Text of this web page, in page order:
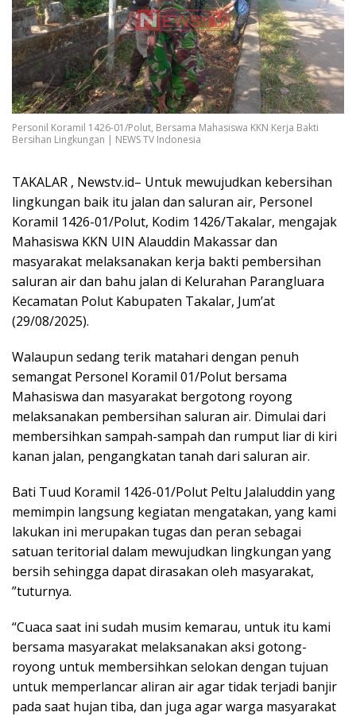
Personil Koramil 1426-01/Polut, Bersama Mahasiswa KKN Kerja Bakti
Bersihan Lingkungan | NEWS TV Indonesia
TAKALAR , Newstv.id– Untuk mewujudkan kebersihan
lingkungan baik itu jalan dan saluran air, Personel
Koramil 1426-01/Polut, Kodim 1426/Takalar, mengajak
Mahasiswa KKN UIN Alauddin Makassar dan
masyarakat melaksanakan kerja bakti pembersihan
saluran air dan bahu jalan di Kelurahan Parangluara
Kecamatan Polut Kabupaten Takalar, Jum’at
(29/08/2025).
Walaupun sedang terik matahari dengan penuh
semangat Personel Koramil 01/Polut bersama
Mahasiswa dan masyarakat bergotong royong
melaksanakan pembersihan saluran air. Dimulai dari
membersihkan sampah-sampah dan rumput liar di kiri
kanan jalan, pengangkatan tanah dari saluran air.
Bati Tuud Koramil 1426-01/Polut Peltu Jalaluddin yang
memimpin langsung kegiatan mengatakan, yang kami
lakukan ini merupakan tugas dan peran sebagai
satuan teritorial dalam mewujudkan lingkungan yang
bersih sehingga dapat dirasakan oleh masyarakat,
”tuturnya.
“Cuaca saat ini sudah musim kemarau, untuk itu kami
bersama masyarakat melaksanakan aksi gotong-
royong untuk membersihkan selokan dengan tujuan
untuk memperlancar aliran air agar tidak terjadi banjir
pada saat hujan tiba, dan juga agar warga masyarakat